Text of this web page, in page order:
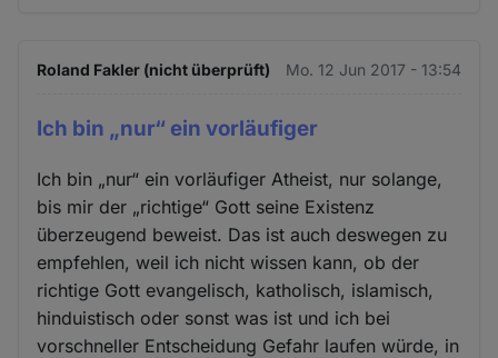
Roland Fakler (nicht überprüft) Mo. 12 Jun 2017 - 13:54
Ich bin „nur“ ein vorläufiger
Ich bin „nur“ ein vorläufiger Atheist, nur solange,
bis mir der „richtige“ Gott seine Existenz
überzeugend beweist. Das ist auch deswegen zu
empfehlen, weil ich nicht wissen kann, ob der
richtige Gott evangelisch, katholisch, islamisch,
hinduistisch oder sonst was ist und ich bei
vorschneller Entscheidung Gefahr laufen würde, in